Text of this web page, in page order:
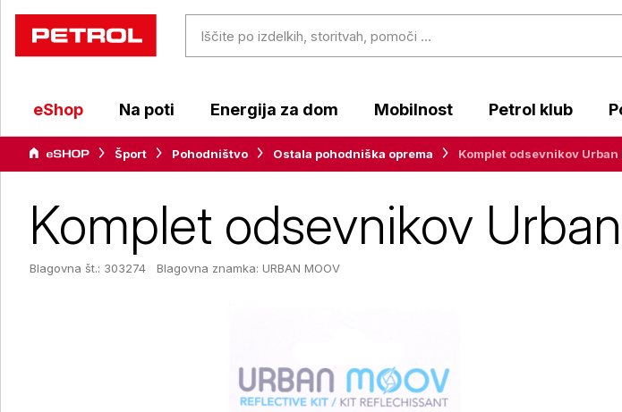
eShop Na poti Energija za dom Mobilnost Petrol klub
Šport Pohodništvo Ostala pohodniška oprema Komplet odsevnikov Urban
Komplet odsevnikov
Blagovna št.: 303274 Blagovna znamka: URBAN MOOV